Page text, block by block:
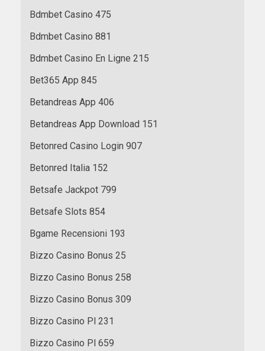
Bdmbet Casino 475
Bdmbet Casino 881
Bdmbet Casino En Ligne 215
Bet365 App 845
Betandreas App 406
Betandreas App Download 151
Betonred Casino Login 907
Betonred Italia 152
Betsafe Jackpot 799
Betsafe Slots 854
Bgame Recensioni 193
Bizzo Casino Bonus 25
Bizzo Casino Bonus 258
Bizzo Casino Bonus 309
Bizzo Casino Pl 231
Bizzo Casino Pl 659